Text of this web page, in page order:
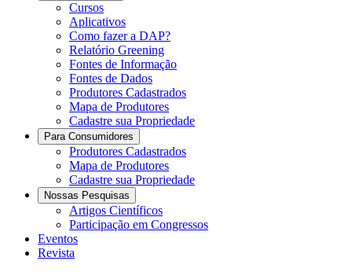
Cursos
Aplicativos
Como fazer a DAP?
Relatório Greening
Fontes de Informação
Fontes de Dados
Produtores Cadastrados
Mapa de Produtores
Cadastre sua Propriedade
Para Consumidores
Produtores Cadastrados
Mapa de Produtores
Cadastre sua Propriedade
Nossas Pesquisas
Artigos Científicos
Participação em Congressos
Eventos
Revista